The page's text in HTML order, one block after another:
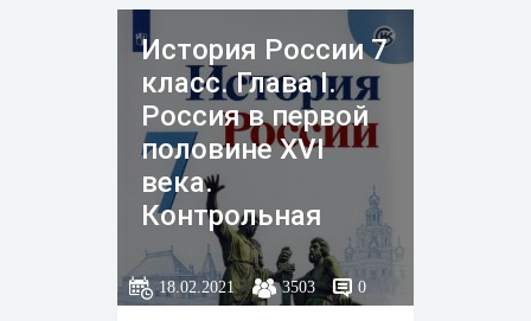
История России 7
класс. Глава I.
Россия в первой
половине XVI
века.
Контрольная
работа.
18.02.2021 3503 0